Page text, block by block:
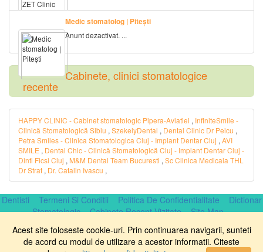
Medic stomatolog | Pitești
Anunt dezactivat. ...
Cabinete, clinici stomatologice
recente
HAPPY CLINIC - Cabinet stomatologic Pipera-Aviatiei , InfiniteSmile -
Clinică Stomatologică Sibiu , SzekelyDental , Dental Clinic Dr Peicu ,
Petra Smiles - Clinica Stomatologica Cluj - Implant Dentar Cluj , AVI
SMILE , Dental Chic - Clinică Stomatologică Cluj - Implant Dentar Cluj -
Dinti Ficsi Cluj , M&M Dental Team Bucuresti , Sc Clinica Medicala THL
Dr Strat , Dr. Catalin Ivascu ,
Acest site foloseste cookie-uri. Prin continuarea navigarii, sunteti
de acord cu modul de utilizare a acestor informatii. Citeste
Dentisti Termeni Si Conditii Politica De Confidentialitate
Dictionar
Stomatologic
Cabinete Recent Vizitate
Site Map
Copyright © DentistOnline.ro 2007 - 2026 . Designed and developed
by web4smart.com.